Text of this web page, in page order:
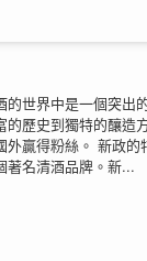
世界中是一個突出
歷史到獨特的釀造
外贏得粉絲。 新政
著名清酒品牌。新...